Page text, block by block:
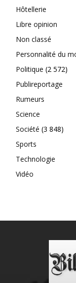
Hôtellerie
Libre opinion
Non classé
Personnalité du
Politique (2 572)
Publireportage
Rumeurs
Science
Société (3 848)
Sports
Technologie
Vidéo